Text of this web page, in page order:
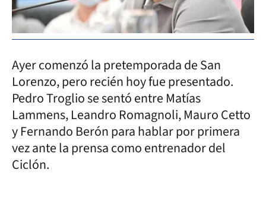
Ayer comenzó la pretemporada de San
Lorenzo, pero recién hoy fue presentado.
Pedro Troglio se sentó entre Matías
Lammens, Leandro Romagnoli, Mauro Cetto
y Fernando Berón para hablar por primera
vez ante la prensa como entrenador del
Ciclón.